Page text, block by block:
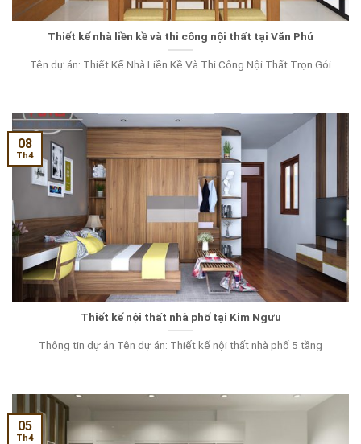
Thiết kế nhà liền kề và thi công nội thất tại Văn Phú
Tên dự án: Thiết Kế Nhà Liền Kề Và Thi Công Nội Thất Trọn Gói
Thiết kế nội thất nhà phố tại Kim Ngưu
Thông tin dự án Tên dự án: Thiết kế nội thất nhà phố 5 tầng
08
Th4
05
Th4